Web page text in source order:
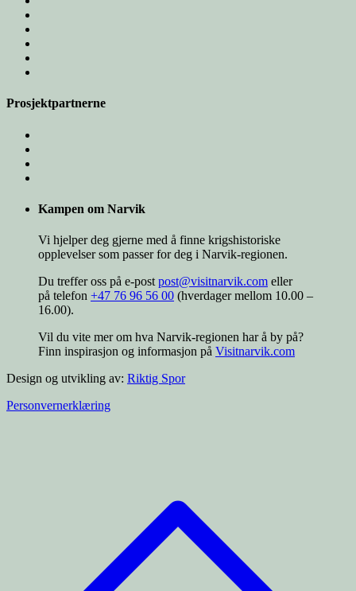
Prosjektpartnerne
Kampen om Narvik
Vi hjelper deg gjerne med å finne krigshistoriske
opplevelser som passer for deg i Narvik-regionen.
Du treffer oss på e-post post@visitnarvik.com eller
på telefon +47 76 96 56 00 (hverdager mellom 10.00 –
16.00).
Vil du vite mer om hva Narvik-regionen har å by på?
Finn inspirasjon og informasjon på Visitnarvik.com
Design og utvikling av: Riktig Spor
Personvernerklæring